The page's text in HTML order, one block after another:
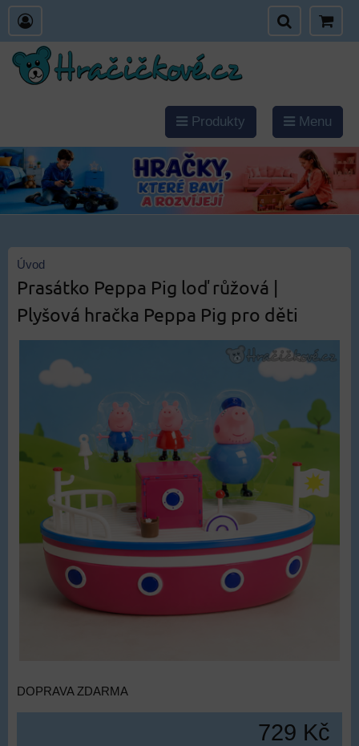
Produkty Menu
Úvod
Prasátko Peppa Pig loď růžová |
Plyšová hračka Peppa Pig pro děti
DOPRAVA ZDARMA
729 Kč